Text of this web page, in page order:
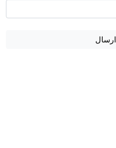
ارسال